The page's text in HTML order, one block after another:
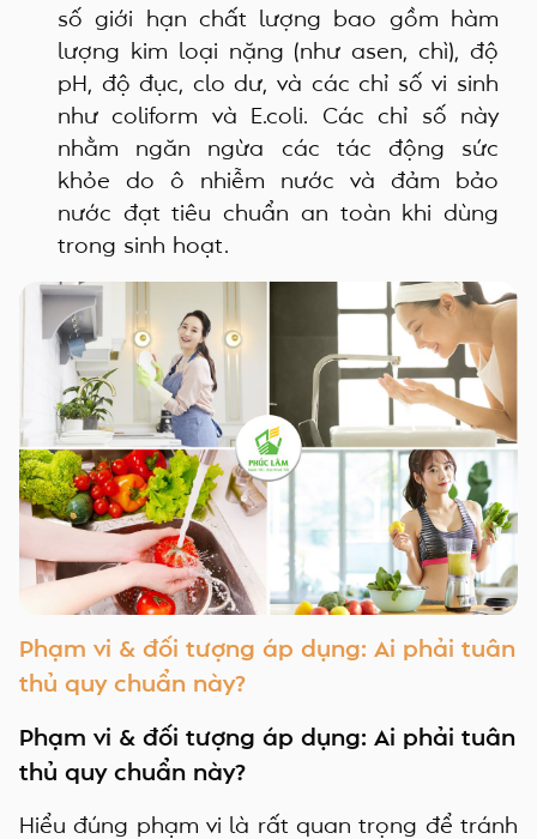
số giới hạn chất lượng bao gồm hàm
lượng kim loại nặng (như asen, chì), độ
pH, độ đục, clo dư, và các chỉ số vi sinh
như coliform và E.coli. Các chỉ số này
nhằm ngăn ngừa các tác động sức
khỏe do ô nhiễm nước và đảm bảo
nước đạt tiêu chuẩn an toàn khi dùng
trong sinh hoạt.
Phạm vi & đối tượng áp dụng: Ai phải tuân
thủ quy chuẩn này?
Phạm vi & đối tượng áp dụng: Ai phải tuân
thủ quy chuẩn này?
Hiểu đúng phạm vi là rất quan trọng để tránh